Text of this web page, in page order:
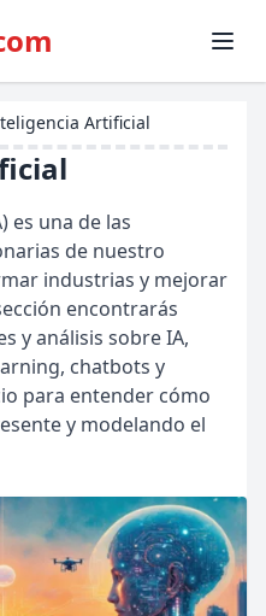
Artificial
es una de las
de nuestro
industrias y mejorar
encontrarás
y análisis sobre IA,
chatbots y
para entender cómo
y modelando el